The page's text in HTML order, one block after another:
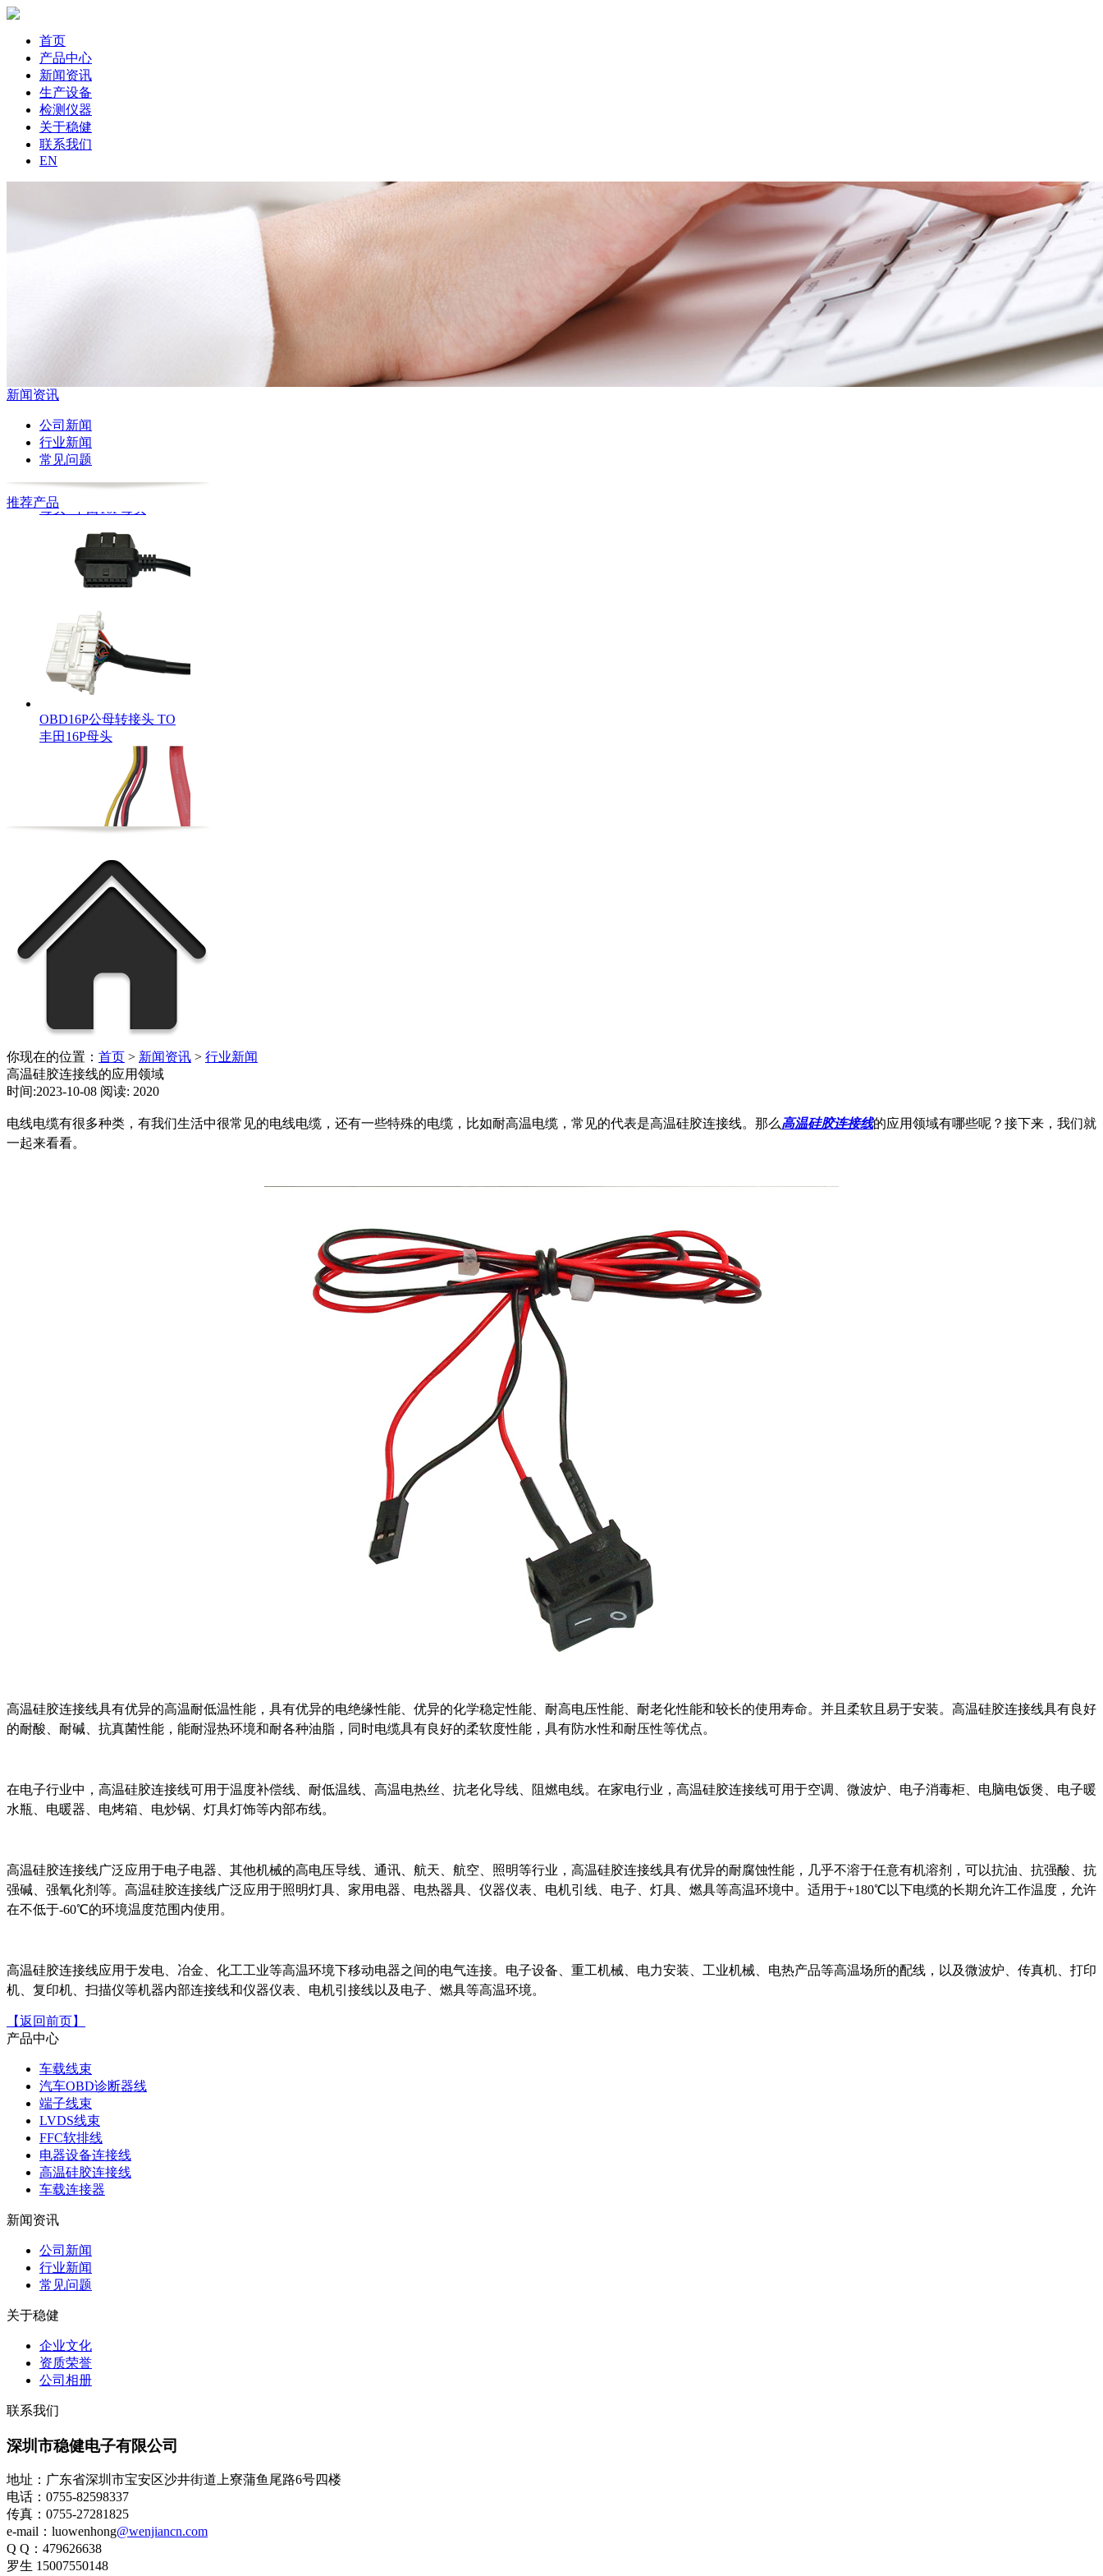
首页
产品中心
新闻资讯
生产设备
检测仪器
关于稳健
联系我们
EN
新闻资讯
公司新闻
行业新闻
常见问题
推荐产品
OBD16P公头 TO OBD16P
母头+丰田16P母头
OBD16P公母转接头 TO
丰田16P母头
FFC软排线加工
HSD4+2防水线
OBD16P公母转接头 TO
丰田16P母头
FFC软排线加工
HSD4+2防水转接线
你现在的位置： 首页 > 新闻资讯 > 行业新闻
高温硅胶连接线的应用领域
时间:2023-10-08 阅读: 2020
电线电缆有很多种类，有我们生活中很常见的电线电缆，还有一些特殊的电缆，比如耐高温电缆，常见的代表是高温硅胶连接线。那么高温硅胶连接线的应用领域有哪些呢？接下来，我们就
一起来看看。
高温硅胶连接线具有优异的高温耐低温性能，具有优异的电绝缘性能、优异的化学稳定性能、耐高电压性能、耐老化性能和较长的使用寿命。并且柔软且易于安装。高温硅胶连接线具有良好
的耐酸、耐碱、抗真菌性能，能耐湿热环境和耐各种油脂，同时电缆具有良好的柔软度性能，具有防水性和耐压性等优点。
在电子行业中，高温硅胶连接线可用于温度补偿线、耐低温线、高温电热丝、抗老化导线、阻燃电线。在家电行业，高温硅胶连接线可用于空调、微波炉、电子消毒柜、电脑电饭煲、电子暖
水瓶、电暖器、电烤箱、电炒锅、灯具灯饰等内部布线。
高温硅胶连接线广泛应用于电子电器、其他机械的高电压导线、通讯、航天、航空、照明等行业，高温硅胶连接线具有优异的耐腐蚀性能，几乎不溶于任意有机溶剂，可以抗油、抗强酸、抗
强碱、强氧化剂等。高温硅胶连接线广泛应用于照明灯具、家用电器、电热器具、仪器仪表、电机引线、电子、灯具、燃具等高温环境中。适用于+180℃以下电缆的长期允许工作温度，允许
在不低于-60℃的环境温度范围内使用。
高温硅胶连接线应用于发电、冶金、化工工业等高温环境下移动电器之间的电气连接。电子设备、重工机械、电力安装、工业机械、电热产品等高温场所的配线，以及微波炉、传真机、打印
机、复印机、扫描仪等机器内部连接线和仪器仪表、电机引接线以及电子、燃具等高温环境。
【返回前页】
产品中心
车载线束
汽车OBD诊断器线
端子线束
LVDS线束
FFC软排线
电器设备连接线
高温硅胶连接线
车载连接器
新闻资讯
公司新闻
行业新闻
常见问题
关于稳健
企业文化
资质荣誉
公司相册
联系我们
深圳市稳健电子有限公司
地址：广东省深圳市宝安区沙井街道上寮蒲鱼尾路6号四楼
电话：0755-82598337
传真：0755-27281825
e-mail：luowenhong@wenjiancn.com
Q Q：479626638
罗生 15007550148